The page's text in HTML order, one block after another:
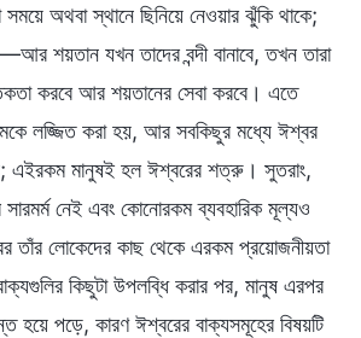
অথবা স্থানে ছিনিয়ে নেওয়ার ঝুঁকি থাকে;
শয়তান যখন তাদের বন্দী বানাবে, তখন তারা
করবে আর শয়তানের সেবা করবে। এতে
লজ্জিত করা হয়, আর সবকিছুর মধ্যে ঈশ্বর
এইরকম মানুষই হল ঈশ্বরের শত্রু। সুতরাং,
সারমর্ম নেই এবং কোনোরকম ব্যবহারিক মূল্যও
তাঁর লোকেদের কাছ থেকে এরকম প্রয়োজনীয়তা
কিছুটা উপলব্ধি করার পর, মানুষ এরপর
হয়ে পড়ে, কারণ ঈশ্বরের বাক্যসমূহের বিষয়টি